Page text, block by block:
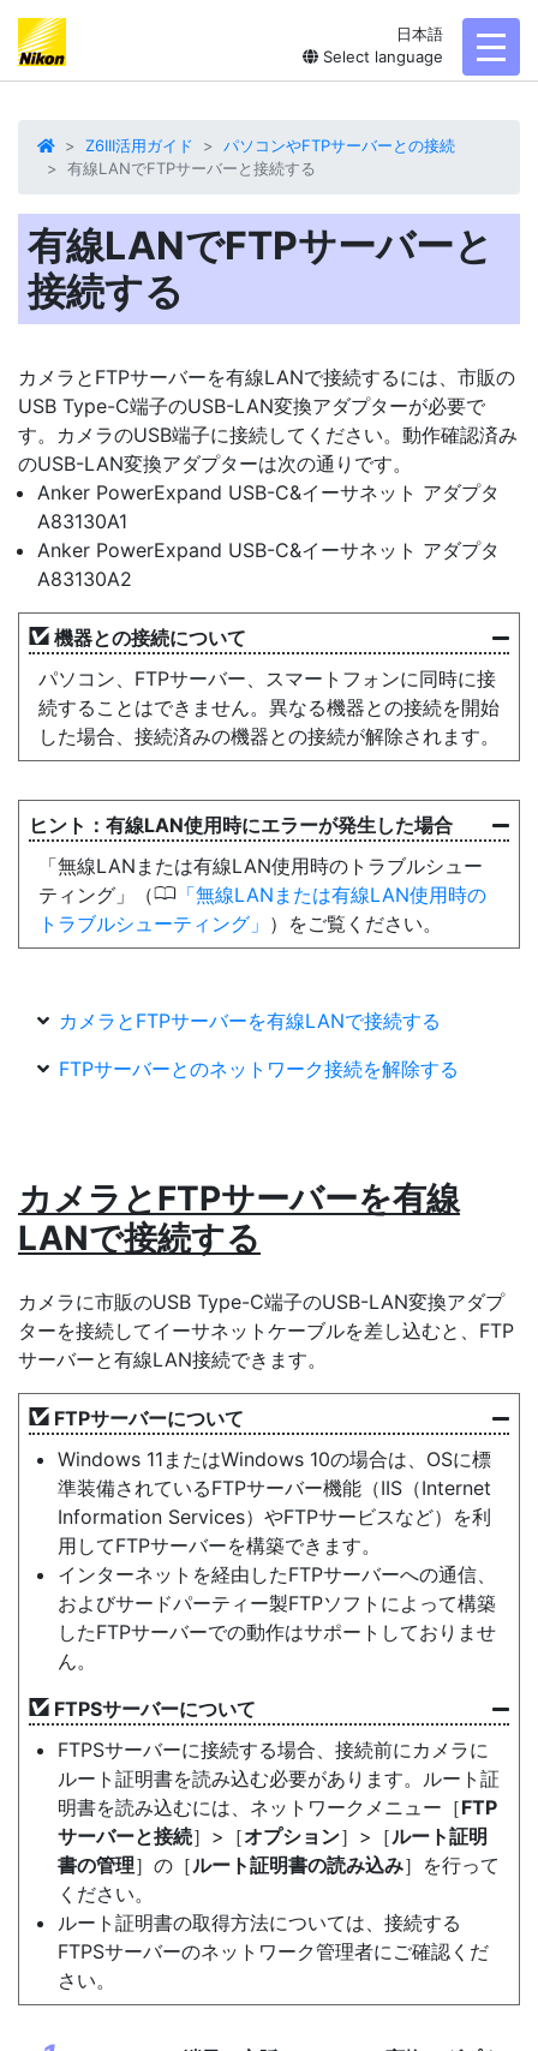
日本語
Select language
Z6III活用ガイド
パソコンやFTPサーバーとの接続
有線LANでFTPサーバーと接続する
有線LANでFTPサーバーと
接続する
カメラとFTPサーバーを有線LANで接続するには、市販の
USB Type-C端子のUSB-LAN変換アダプターが必要で
す。カメラのUSB端子に接続してください。動作確認済み
のUSB-LAN変換アダプターは次の通りです。
Anker PowerExpand USB-C&イーサネット アダプタ
A83130A1
Anker PowerExpand USB-C&イーサネット アダプタ
A83130A2
機器との接続について
パソコン、FTPサーバー、スマートフォンに同時に接
続することはできません。異なる機器との接続を開始
した場合、接続済みの機器との接続が解除されます。
有線LAN使用時にエラーが発生した場合
「無線LANまたは有線LAN使用時のトラブルシュー
ティング」（0
無線LANまたは有線LAN使用時の
トラブルシューティング
）をご覧ください。
カメラとFTPサーバーを有線LANで接続する
FTPサーバーとのネットワーク接続を解除する
カメラとFTPサーバーを有線
LANで接続する
カメラに市販のUSB Type-C端子のUSB-LAN変換アダプ
ターを接続してイーサネットケーブルを差し込むと、FTP
サーバーと有線LAN接続できます。
FTPサーバーについて
Windows 11またはWindows 10の場合は、OSに標
準装備されているFTPサーバー機能（IIS（Internet
Information Services）やFTPサービスなど）を利
用してFTPサーバーを構築できます。
インターネットを経由したFTPサーバーへの通信、
およびサードパーティー製FTPソフトによって構築
したFTPサーバーでの動作はサポートしておりませ
ん。
FTPSサーバーについて
FTPSサーバーに接続する場合、接続前にカメラに
ルート証明書を読み込む必要があります。ルート証
明書を読み込むには、ネットワークメニュー［FTP
サーバーと接続］>［オプション］>［ルート証明
書の管理］の［ルート証明書の読み込み］を行って
ください。
ルート証明書の取得方法については、接続する
FTPSサーバーのネットワーク管理者にご確認くだ
さい。